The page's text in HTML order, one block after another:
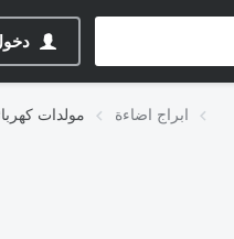
مولدات ابراج اضاءة